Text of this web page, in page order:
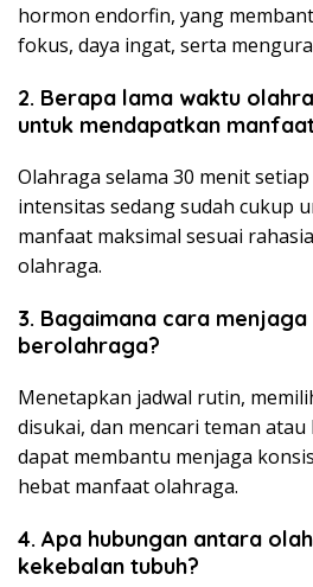
hormon endorfin, yang
fokus, daya ingat, serta
2. Berapa lama waktu
untuk mendapatkan
Olahraga selama 30 menit
intensitas sedang sudah cukup
manfaat maksimal sesuai
olahraga.
3. Bagaimana cara
berolahraga?
Menetapkan jadwal rutin,
disukai, dan mencari teman
dapat membantu menjaga
hebat manfaat olahraga.
4. Apa hubungan antara
kekebalan tubuh?